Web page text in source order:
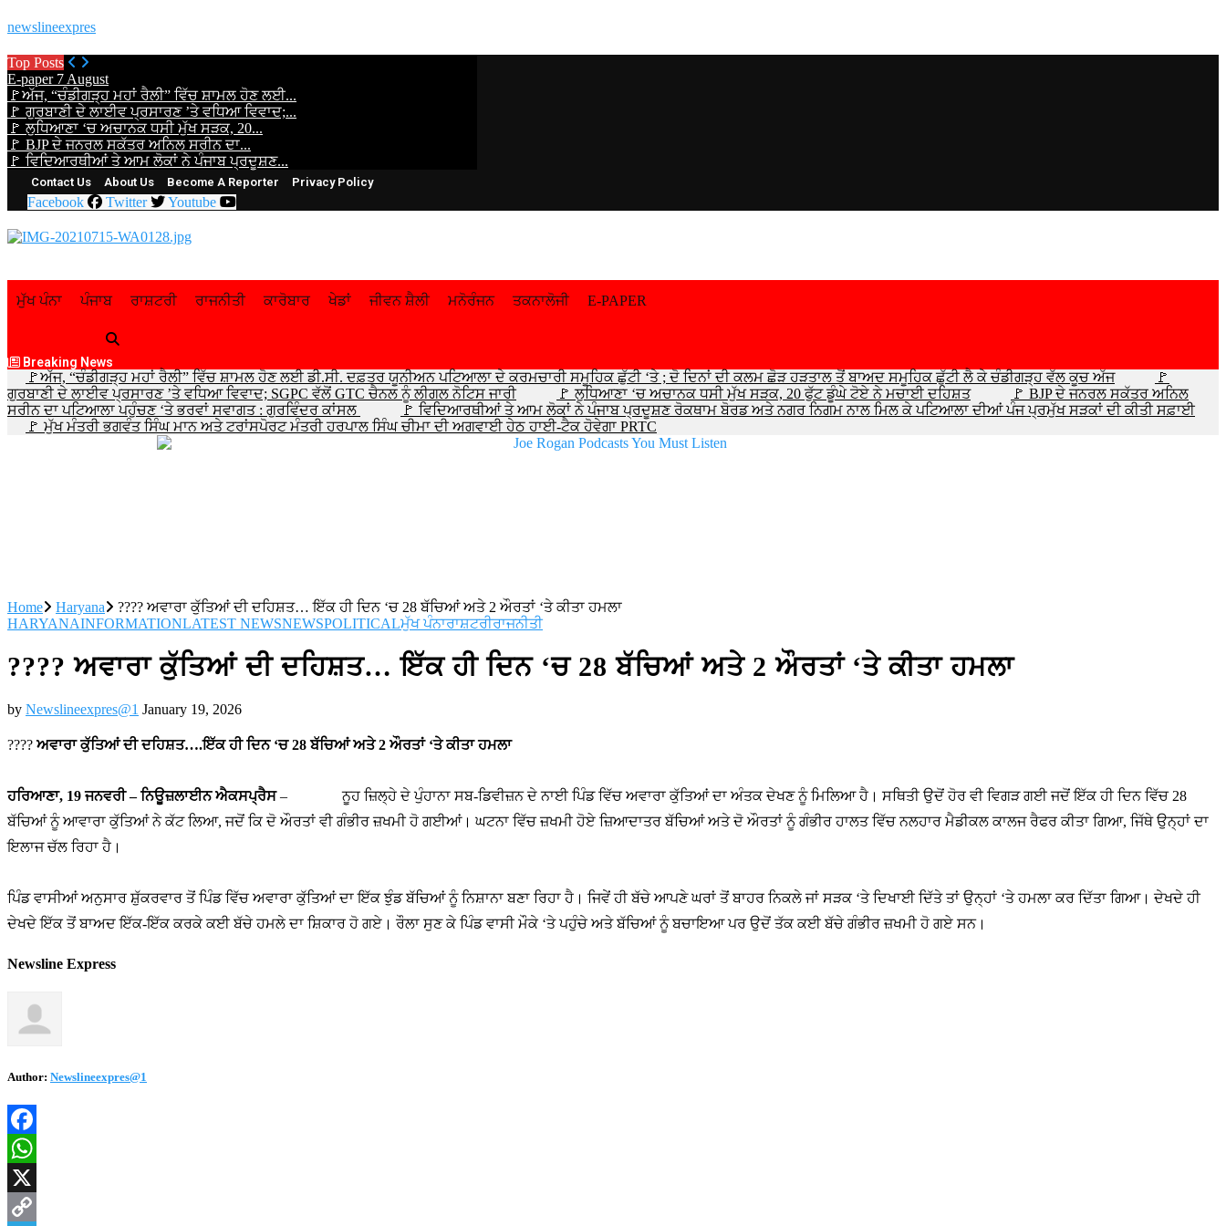
newslineexpres
Top Posts
E-paper 7 August
🚩ਅੱਜ, “ਚੰਡੀਗੜ੍ਹ ਮਹਾਂ ਰੈਲੀ” ਵਿੱਚ ਸ਼ਾਮਲ ਹੋਣ ਲਈ...
🚩 ਗੁਰਬਾਣੀ ਦੇ ਲਾਈਵ ਪ੍ਰਸਾਰਣ ’ਤੇ ਵਧਿਆ ਵਿਵਾਦ;...
🚩 ਲੁਧਿਆਣਾ ‘ਚ ਅਚਾਨਕ ਧਸੀ ਮੁੱਖ ਸੜਕ, 20...
🚩 BJP ਦੇ ਜਨਰਲ ਸਕੱਤਰ ਅਨਿਲ ਸਰੀਨ ਦਾ...
🚩 ਵਿਦਿਆਰਥੀਆਂ ਤੇ ਆਮ ਲੋਕਾਂ ਨੇ ਪੰਜਾਬ ਪ੍ਰਦੂਸ਼ਣ...
Contact Us About Us Become A Reporter Privacy Policy
Facebook Twitter Youtube
ਮੁੱਖ ਪੰਨਾ ਪੰਜਾਬ ਰਾਸ਼ਟਰੀ ਰਾਜਨੀਤੀ ਕਾਰੋਬਾਰ ਖੇਡਾਂ ਜੀਵਨ ਸ਼ੈਲੀ ਮਨੋਰੰਜਨ ਤਕਨਾਲੋਜੀ E-PAPER
Breaking News
🚩ਅੱਜ, “ਚੰਡੀਗੜ੍ਹ ਮਹਾਂ ਰੈਲੀ” ਵਿੱਚ ਸ਼ਾਮਲ ਹੋਣ ਲਈ ਡੀ.ਸੀ. ਦਫ਼ਤਰ ਯੂਨੀਅਨ ਪਟਿਆਲਾ ਦੇ ਕਰਮਚਾਰੀ ਸਮੂਹਿਕ ਛੁੱਟੀ ‘ਤੇ ; ਦੋ ਦਿਨਾਂ ਦੀ ਕਲਮ ਛੋੜ ਹੜਤਾਲ ਤੋਂ ਬਾਅਦ ਸਮੂਹਿਕ ਛੁੱਟੀ ਲੈ ਕੇ ਚੰਡੀਗੜ੍ਹ ਵੱਲ ਕੂਚ ਅੱਜ
🚩
ਗੁਰਬਾਣੀ ਦੇ ਲਾਈਵ ਪ੍ਰਸਾਰਣ ’ਤੇ ਵਧਿਆ ਵਿਵਾਦ; SGPC ਵੱਲੋਂ GTC ਚੈਨਲ ਨੂੰ ਲੀਗਲ ਨੋਟਿਸ ਜਾਰੀ
🚩 ਲੁਧਿਆਣਾ ‘ਚ ਅਚਾਨਕ ਧਸੀ ਮੁੱਖ ਸੜਕ, 20 ਫੁੱਟ ਡੂੰਘੇ ਟੋਏ ਨੇ ਮਚਾਈ ਦਹਿਸ਼ਤ
🚩 BJP ਦੇ ਜਨਰਲ ਸਕੱਤਰ ਅਨਿਲ
ਸਰੀਨ ਦਾ ਪਟਿਆਲਾ ਪਹੁੰਚਣ ‘ਤੇ ਭਰਵਾਂ ਸਵਾਗਤ : ਗੁਰਵਿੰਦਰ ਕਾਂਸਲ
🚩 ਵਿਦਿਆਰਥੀਆਂ ਤੇ ਆਮ ਲੋਕਾਂ ਨੇ ਪੰਜਾਬ ਪ੍ਰਦੂਸ਼ਣ ਰੋਕਥਾਮ ਬੋਰਡ ਅਤੇ ਨਗਰ ਨਿਗਮ ਨਾਲ ਮਿਲ ਕੇ ਪਟਿਆਲਾ ਦੀਆਂ ਪੰਜ ਪ੍ਰਮੁੱਖ ਸੜਕਾਂ ਦੀ ਕੀਤੀ ਸਫ਼ਾਈ
🚩 ਮੁੱਖ ਮੰਤਰੀ ਭਗਵੰਤ ਸਿੰਘ ਮਾਨ ਅਤੇ ਟਰਾਂਸਪੋਰਟ ਮੰਤਰੀ ਹਰਪਾਲ ਸਿੰਘ ਚੀਮਾ ਦੀ ਅਗਵਾਈ ਹੇਠ ਹਾਈ-ਟੈਕ ਹੋਵੇਗਾ PRTC
Home Haryana
???? ਅਵਾਰਾ ਕੁੱਤਿਆਂ ਦੀ ਦਹਿਸ਼ਤ… ਇੱਕ ਹੀ ਦਿਨ ‘ਚ 28 ਬੱਚਿਆਂ ਅਤੇ 2 ਔਰਤਾਂ ‘ਤੇ ਕੀਤਾ ਹਮਲਾ
HARYANAINFORMATIONLATEST NEWSNEWSPOLITICALਮੁੱਖ ਪੰਨਾਰਾਸ਼ਟਰੀਰਾਜਨੀਤੀ
???? ਅਵਾਰਾ ਕੁੱਤਿਆਂ ਦੀ ਦਹਿਸ਼ਤ… ਇੱਕ ਹੀ ਦਿਨ ‘ਚ 28 ਬੱਚਿਆਂ ਅਤੇ 2 ਔਰਤਾਂ ‘ਤੇ ਕੀਤਾ ਹਮਲਾ
by Newslineexpres@1 January 19, 2026
????ਅਵਾਰਾ ਕੁੱਤਿਆਂ ਦੀ ਦਹਿਸ਼ਤ….ਇੱਕ ਹੀ ਦਿਨ ‘ਚ 28 ਬੱਚਿਆਂ ਅਤੇ 2 ਔਰਤਾਂ ‘ਤੇ ਕੀਤਾ ਹਮਲਾ
ਹਰਿਆਣਾ, 19 ਜਨਵਰੀ – ਨਿਊਜ਼ਲਾਈਨ ਐਕਸਪ੍ਰੈਸ– ਨੂਹ ਜ਼ਿਲ੍ਹੇ ਦੇ ਪੁੰਹਾਨਾ ਸਬ-ਡਿਵੀਜ਼ਨ ਦੇ ਨਾਈ ਪਿੰਡ ਵਿੱਚ ਅਵਾਰਾ ਕੁੱਤਿਆਂ ਦਾ ਅੰਤਕ ਦੇਖਣ ਨੂੰ ਮਿਲਿਆ ਹੈ। ਸਥਿਤੀ ਉਦੋਂ ਹੋਰ ਵੀ ਵਿਗੜ ਗਈ ਜਦੋਂ ਇੱਕ ਹੀ ਦਿਨ ਵਿੱਚ 28
ਬੱਚਿਆਂ ਨੂੰ ਆਵਾਰਾ ਕੁੱਤਿਆਂ ਨੇ ਕੱਟ ਲਿਆ, ਜਦੋਂ ਕਿ ਦੋ ਔਰਤਾਂ ਵੀ ਗੰਭੀਰ ਜ਼ਖਮੀ ਹੋ ਗਈਆਂ। ਘਟਨਾ ਵਿੱਚ ਜ਼ਖਮੀ ਹੋਏ ਜ਼ਿਆਦਾਤਰ ਬੱਚਿਆਂ ਅਤੇ ਦੋ ਔਰਤਾਂ ਨੂੰ ਗੰਭੀਰ ਹਾਲਤ ਵਿੱਚ ਨਲਹਾਰ ਮੈਡੀਕਲ ਕਾਲਜ ਰੈਫਰ ਕੀਤਾ ਗਿਆ, ਜਿੱਥੇ ਉਨ੍ਹਾਂ ਦਾ
ਇਲਾਜ ਚੱਲ ਰਿਹਾ ਹੈ।
ਪਿੰਡ ਵਾਸੀਆਂ ਅਨੁਸਾਰ ਸ਼ੁੱਕਰਵਾਰ ਤੋਂ ਪਿੰਡ ਵਿੱਚ ਅਵਾਰਾ ਕੁੱਤਿਆਂ ਦਾ ਇੱਕ ਝੁੰਡ ਬੱਚਿਆਂ ਨੂੰ ਨਿਸ਼ਾਨਾ ਬਣਾ ਰਿਹਾ ਹੈ। ਜਿਵੇਂ ਹੀ ਬੱਚੇ ਆਪਣੇ ਘਰਾਂ ਤੋਂ ਬਾਹਰ ਨਿਕਲੇ ਜਾਂ ਸੜਕ ‘ਤੇ ਦਿਖਾਈ ਦਿੱਤੇ ਤਾਂ ਉਨ੍ਹਾਂ ‘ਤੇ ਹਮਲਾ ਕਰ ਦਿੱਤਾ ਗਿਆ। ਦੇਖਦੇ ਹੀ
ਦੇਖਦੇ ਇੱਕ ਤੋਂ ਬਾਅਦ ਇੱਕ-ਇੱਕ ਕਰਕੇ ਕਈ ਬੱਚੇ ਹਮਲੇ ਦਾ ਸ਼ਿਕਾਰ ਹੋ ਗਏ। ਰੌਲਾ ਸੁਣ ਕੇ ਪਿੰਡ ਵਾਸੀ ਮੌਕੇ ‘ਤੇ ਪਹੁੰਚੇ ਅਤੇ ਬੱਚਿਆਂ ਨੂੰ ਬਚਾਇਆ ਪਰ ਉਦੋਂ ਤੱਕ ਕਈ ਬੱਚੇ ਗੰਭੀਰ ਜ਼ਖਮੀ ਹੋ ਗਏ ਸਨ।
Newsline Express
Author: Newslineexpres@1
Facebook
WhatsApp
X